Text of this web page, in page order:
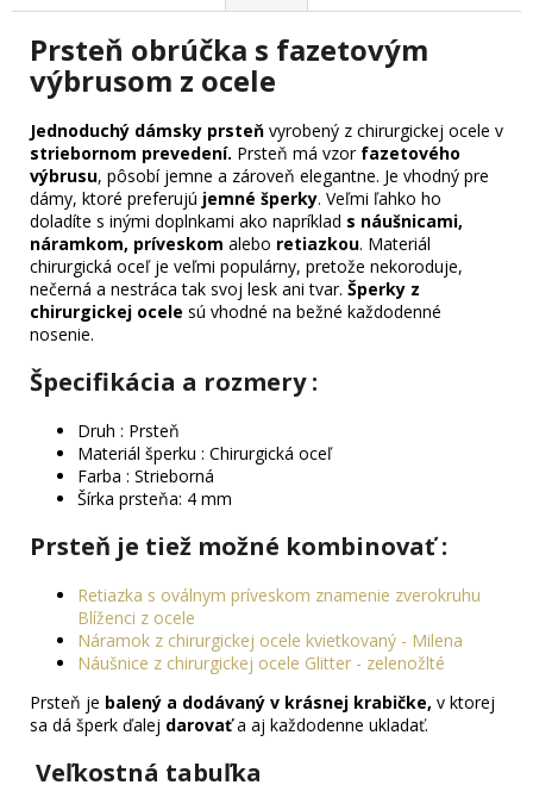
Prsteň obrúčka s fazetovým
výbrusom z ocele
Jednoduchý dámsky prsteň vyrobený z chirurgickej ocele v
striebornom prevedení. Prsteň má vzor fazetového
výbrusu, pôsobí jemne a zároveň elegantne. Je vhodný pre
dámy, ktoré preferujú jemné šperky. Veľmi ľahko ho
doladíte s inými doplnkami ako napríklad s náušnicami,
náramkom, príveskom alebo retiazkou. Materiál
chirurgická oceľ je veľmi populárny, pretože nekoroduje,
nečerná a nestráca tak svoj lesk ani tvar. Šperky z
chirurgickej ocele sú vhodné na bežné každodenné
nosenie.
Špecifikácia a rozmery :
Druh : Prsteň
Materiál šperku : Chirurgická oceľ
Farba : Strieborná
Šírka prsteňa: 4 mm
Prsteň je tiež možné kombinovať :
Retiazka s oválnym príveskom znamenie zverokruhu
Blíženci z ocele
Náramok z chirurgickej ocele kvietkovaný - Milena
Náušnice z chirurgickej ocele Glitter - zelenožlté
Prsteň je balený a dodávaný v krásnej krabičke, v ktorej
sa dá šperk ďalej darovaťa aj každodenne ukladať.
Veľkostná tabuľka
€